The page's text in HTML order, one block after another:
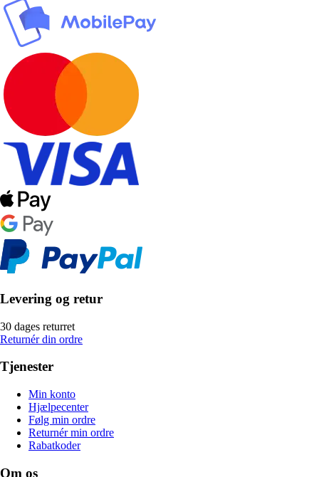
Levering og retur
30 dages returret
Returnér din ordre
Tjenester
Min konto
Hjælpecenter
Følg min ordre
Returnér min ordre
Rabatkoder
Om os